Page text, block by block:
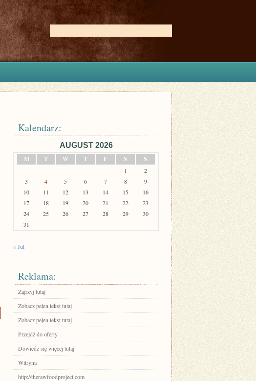
Kalendarz:
AUGUST 2026
M
T W T F S S
1
2
3
4 5 6 7 8
9
10
11 12 13 14 15
16
17
18 19 20 21 22
23
24
25 26 27 28 29
30
31
« Jul
Reklama:
Zajrzyj tutaj
Zobacz pełen tekst tutaj
Zobacz pełen tekst tutaj
Przejdź do oferty
Dowiedz się więcej tutaj
Witryna
http://therawfoodproject.com